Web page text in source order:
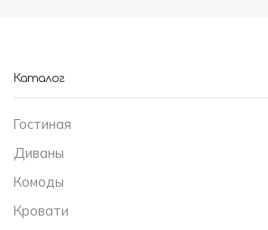
Каталог
Гостиная
Диваны
Комоды
Кровати